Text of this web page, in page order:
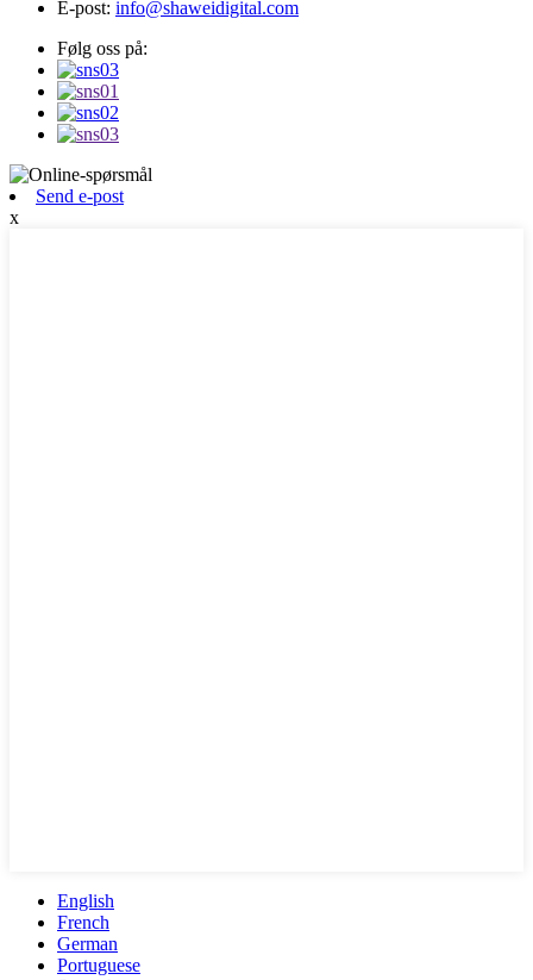
E-post: info@shaweidigital.com
Følg oss på:
Send e-post
x
English
French
German
Portuguese